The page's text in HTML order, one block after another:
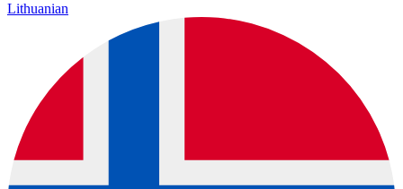
Lithuanian